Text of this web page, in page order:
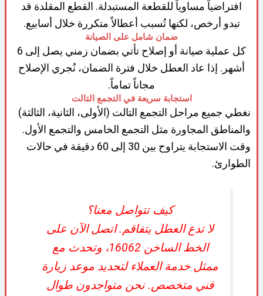
افتراضياً مساوياً للقطعة المستبدلة. القطع المقلدة قد
تبدو أرخص، لكنها تُسبب أعطالاً متكررة خلال أسابيع.
ضمان شامل على الصيانة
كل عملية صيانة أو إصلاح تأتي بضمان زمني يصل إلى 6
أشهر. إذا عاد العطل خلال فترة الضمان، نُجري الإصلاح
مجاناً تماماً.
استجابة سريعة في التجمع التالت
نغطي جميع مراحل التجمع التالت (الأولى، الثانية، الثالثة)
والمناطق المجاورة مثل التجمع الخامس والتجمع الأول.
وقت الاستجابة يتراوح بين 30 إلى 60 دقيقة في حالات
الطوارئ.
كيف تتواصل معنا؟
لا تدع العطل يتفاقم. اتصل الآن على
الخط الساخن 16062، وتحدث مع
ممثل خدمة العملاء لتحديد موعد زيارة
فني متخصص. نحن متواجدون طوال